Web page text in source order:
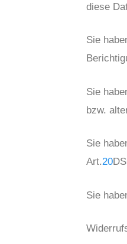
diese
Sie
Sie
bzw.
Sie
Art.20
Sie